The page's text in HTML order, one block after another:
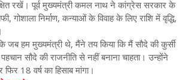
रखें। पूर्व मुख्यमंत्री कमल नाथ ने कांग्रेस सरकार के
गोशाला निर्माण, कन्याओं के विवाह के लिए राशि में वृद्धि,
जब हम मुख्यमंत्री थे, मैंने तय किया कि मैं सौदे की कुर्सी
सौदे की राजनीति से नहीं बनाना चाहता। उन्होंने
18 वर्ष का हिसाब मांगा।